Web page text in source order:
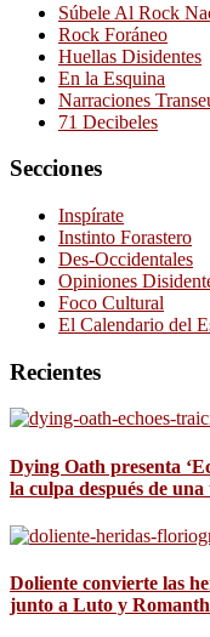
Súbele Al Rock
Rock Foráneo
Huellas Disidentes
En la Esquina
Narraciones
71 Decibeles
Secciones
Inspírate
Instinto Forastero
Des-Occidentales
Opiniones
Foco Cultural
El Calendario del
Recientes
Dying Oath presenta
la culpa después de
Doliente convierte las
junto a Luto y